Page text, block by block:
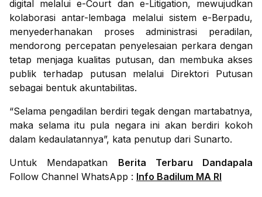
digital melalui e-Court dan e-Litigation, mewujudkan
kolaborasi antar-lembaga melalui sistem e-Berpadu,
menyederhanakan proses administrasi peradilan,
mendorong percepatan penyelesaian perkara dengan
tetap menjaga kualitas putusan, dan membuka akses
publik terhadap putusan melalui Direktori Putusan
sebagai bentuk akuntabilitas.
“Selama pengadilan berdiri tegak dengan martabatnya,
maka selama itu pula negara ini akan berdiri kokoh
dalam kedaulatannya”, kata penutup dari Sunarto.
Untuk Mendapatkan Berita Terbaru Dandapala
Follow Channel WhatsApp : Info Badilum MA RI